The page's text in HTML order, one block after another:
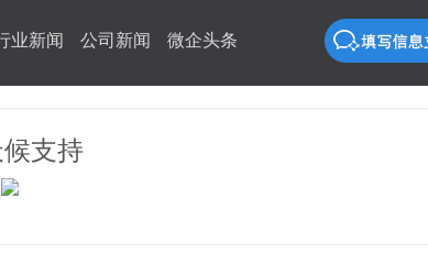
业新闻 公司新闻 微企头条
支持